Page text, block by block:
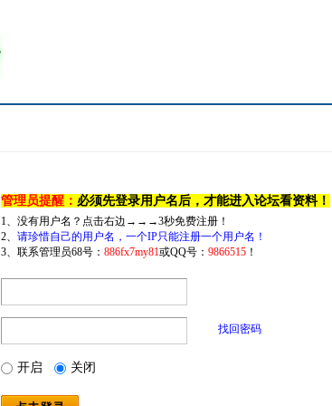
管理员提醒： 必须先登录用户名后，才能进入论坛看资料！
1、没有用户名？点击右边→→→3秒免费注册！
2、 请珍惜自己的用户名，一个IP只能注册一个用户名！
3、联系管理员68号： 886fx7my81或QQ号： 9866515！
找回密码
开启 关闭